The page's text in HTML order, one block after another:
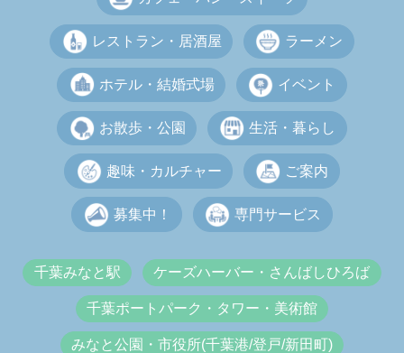
レストラン・居酒屋 ラーメン
ホテル・結婚式場 イベント
お散歩・公園 生活・暮らし
趣味・カルチャー ご案内
募集中！ 専門サービス
千葉みなと駅 ケーズハーバー・さんばしひろば
千葉ポートパーク・タワー・美術館
みなと公園・市役所(千葉港/登戸/新田町)